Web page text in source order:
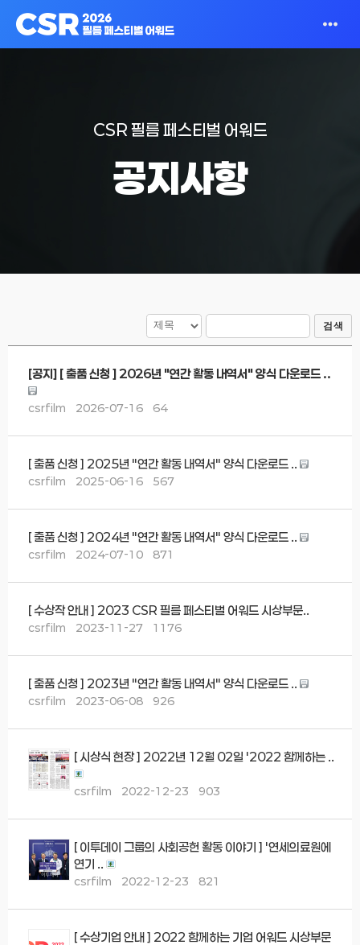
CSR 필름 페스티벌 어워드
공지사항
검색
[공지] [ 출품 신청 ] 2026년 "연간 활동 내역서" 양식 다운로드 ..
csrfilm 2026-07-16 64
[ 출품 신청 ] 2025년 "연간 활동 내역서" 양식 다운로드 ..
csrfilm 2025-06-16 567
[ 출품 신청 ] 2024년 "연간 활동 내역서" 양식 다운로드 ..
csrfilm 2024-07-10 871
[ 수상작 안내 ] 2023 CSR 필름 페스티벌 어워드 시상부문..
csrfilm 2023-11-27 1176
[ 출품 신청 ] 2023년 "연간 활동 내역서" 양식 다운로드 ..
csrfilm 2023-06-08 926
[ 시상식 현장 ] 2022년 12월 02일 '2022 함께하는 ..
csrfilm 2022-12-23 903
[ 이투데이 그룹의 사회공헌 활동 이야기 ] '연세의료원에
연기 ..
csrfilm 2022-12-23 821
[ 수상기업 안내 ] 2022 함께하는 기업 어워드 시상부문